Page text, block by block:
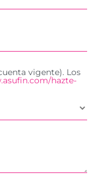
vigente). Los
hazte-